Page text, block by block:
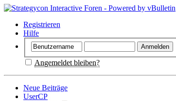
Registrieren
Hilfe
Angemeldet bleiben?
Neue Beiträge
UserCP